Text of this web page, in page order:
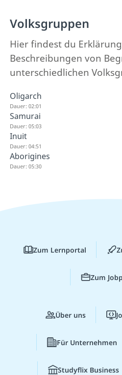
Volksgruppen
Hier findest du
Beschreibungen von
unterschiedlichen
Oligarch
Dauer: 02:01
Samurai
Dauer: 05:03
Inuit
Dauer: 04:51
Aborigines
Dauer: 05:30
Zum Lernportal
Zum
Über uns
Für Unternehmen
Studyflix Business